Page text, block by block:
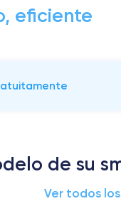
eficiente
de su
Ver todos